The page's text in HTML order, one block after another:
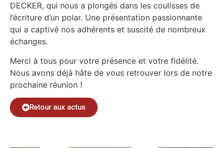
DECKER, qui nous a plongés dans les coulisses de
l’écriture d’un polar. Une présentation passionnante
qui a captivé nos adhérents et suscité de nombreux
échanges.
Merci à tous pour votre présence et votre fidélité.
Nous avons déjà hâte de vous retrouver lors de notre
prochaine réunion !
Retour aux actus